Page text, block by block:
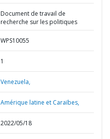
Document de travail de
recherche sur les politiques
WPS10055
1
Venezuela,
Amérique latine et Caraïbes,
2022/05/18